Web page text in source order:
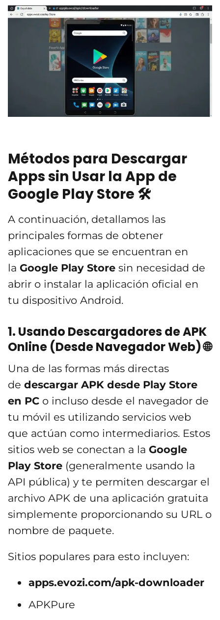
Métodos para Descargar
Apps sin Usar la App de
Google Play Store 🛠️
A continuación, detallamos las
principales formas de obtener
aplicaciones que se encuentran en
la Google Play Store sin necesidad de
abrir o instalar la aplicación oficial en
tu dispositivo Android.
1. Usando Descargadores de APK
Online (Desde Navegador Web) 🌐
Una de las formas más directas
de descargar APK desde Play Store
en PC o incluso desde el navegador de
tu móvil es utilizando servicios web
que actúan como intermediarios. Estos
sitios web se conectan a la Google
Play Store (generalmente usando la
API pública) y te permiten descargar el
archivo APK de una aplicación gratuita
simplemente proporcionando su URL o
nombre de paquete.
Sitios populares para esto incluyen:
apps.evozi.com/apk-downloader
APKPure